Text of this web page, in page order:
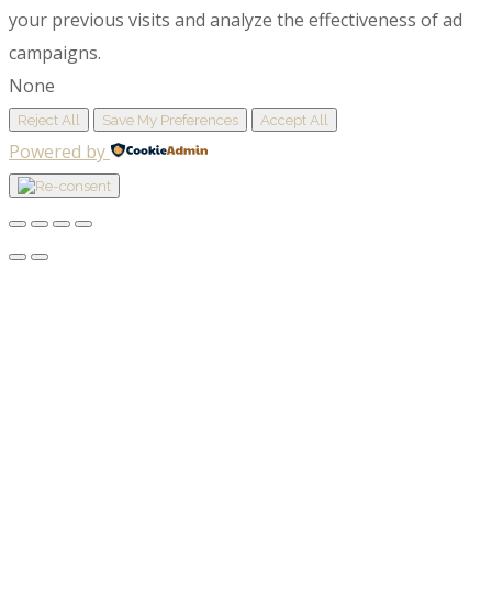
your previous visits and analyze the effectiveness of ad
campaigns.
None
Reject All Save My Preferences Accept All
Powered by